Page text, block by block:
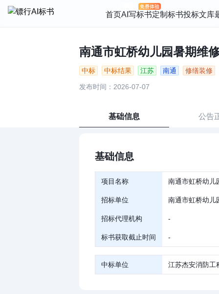
首页AI写标书定制标书投标文库
南通市虹桥幼儿园暑期维
中标 中标结果 江苏 南通 修缮装修
发布时间：2026-07-07
基础信息 公告
基础信息
项目名称 南通市虹桥幼儿
招标单位 南通市虹桥幼儿
招标代理机构 -
标书获取截止时间 -
中标单位 江苏杰安消防工